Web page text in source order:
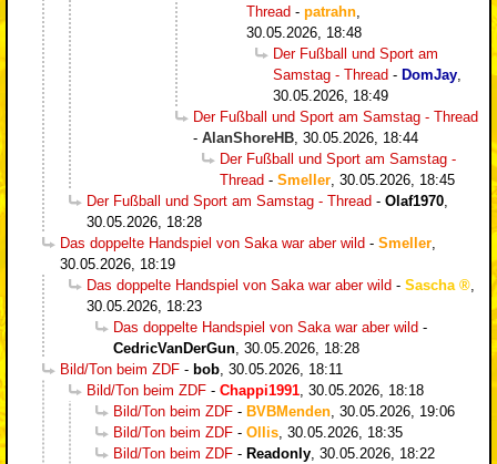
Thread - patrahn
30.05.2026, 18:48
Der Fußball und Sport am
Samstag - Thread - DomJay
30.05.2026, 18:49
Der Fußball und Sport am Samstag - Thread
- AlanShoreHB 30.05.2026, 18:44
Der Fußball und Sport am Samstag -
Thread - Smeller 30.05.2026, 18:45
Der Fußball und Sport am Samstag - Thread - Olaf1970
30.05.2026, 18:28
Das doppelte Handspiel von Saka war aber wild - Smeller
30.05.2026, 18:19
Das doppelte Handspiel von Saka war aber wild - Sascha
30.05.2026, 18:23
Das doppelte Handspiel von Saka war aber wild -
CedricVanDerGun 30.05.2026, 18:28
Bild/Ton beim ZDF - bob 30.05.2026, 18:11
Bild/Ton beim ZDF - Chappi1991 30.05.2026, 18:18
Bild/Ton beim ZDF - BVBMenden 30.05.2026, 19:06
Bild/Ton beim ZDF - Ollis 30.05.2026, 18:35
Bild/Ton beim ZDF - Readonly 30.05.2026, 18:22